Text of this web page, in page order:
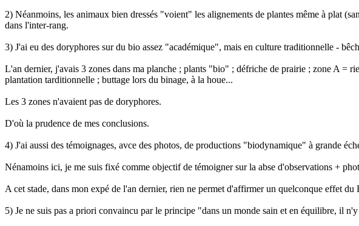
2) Néanmoins, les animaux bien dressés "voient" les alignements de plantes même à plat
dans l'inter-rang.
3) J'ai eu des doryphores sur du bio assez "académique", mais en culture traditionnelle -
L'an dernier, j'avais 3 zones dans ma planche ; plants "bio" ; défriche de prairie ; zone A =
plantation tarditionnelle ; buttage lors du binage, à la houe...
Les 3 zones n'avaient pas de doryphores.
D'où la prudence de mes conclusions.
4) J'ai aussi des témoignages, avce des photos, de productions "biodynamique" à grande
Nénamoins ici, je me suis fixé comme objectif de témoigner sur la abse d'observations +
A cet stade, dans mon expé de l'an dernier, rien ne permet d'affirmer un quelconque effet
5) Je ne suis pas a priori convaincu par le principe "dans un monde sain et en équilibre, il